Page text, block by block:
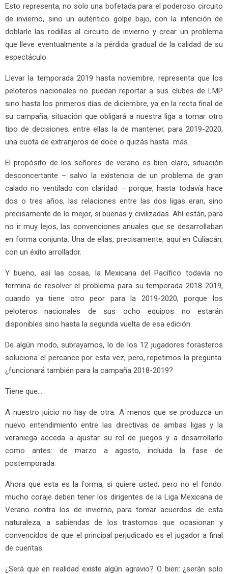
Esto representa, no solo una bofetada para el poderoso circuito
de invierno, sino un auténtico golpe bajo, con la intención de
doblarle las rodillas al circuito de invierno y crear un problema
que lleve eventualmente a la pérdida gradual de la calidad de su
espectáculo.
Llevar la temporada 2019 hasta noviembre, representa que los
peloteros nacionales no puedan reportar a sus clubes de LMP
sino hasta los primeros días de diciembre, ya en la recta final de
su campaña, situación que obligará a nuestra liga a tomar otro
tipo de decisiones; entre ellas la de mantener, para 2019-2020,
una cuota de extranjeros de doce o quizás hasta más.
El propósito de los señores de verano es bien claro, situación
desconcertante – salvo la existencia de un problema de gran
calado no ventilado con claridad – porque, hasta todavía hace
dos o tres años, las relaciones entre las dos ligas eran, sino
precisamente de lo mejor, si buenas y civilizadas. Ahí están, para
no ir muy lejos, las convenciones anuales que se desarrollaban
en forma conjunta. Una de ellas, precisamente, aquí en Culiacán,
con un éxito arrollador.
Y bueno, así las cosas, la Mexicana del Pacífico todavía no
termina de resolver el problema para su temporada 2018-2019,
cuando ya tiene otro peor para la 2019-2020, porque los
peloteros nacionales de sus ocho equipos no estarán
disponibles sino hasta la segunda vuelta de esa edición.
De algún modo, subrayamos, lo de los 12 jugadores forasteros
soluciona el percance por esta vez; pero, repetimos la pregunta:
¿funcionará también para la campaña 2018-2019?
Tiene que…
A nuestro juicio no hay de otra. A menos que se produzca un
nuevo entendimiento entre las directivas de ambas ligas y la
veraniega acceda a ajustar su rol de juegos y a desarrollarlo
como antes: de marzo a agosto, incluida la fase de
postemporada.
Ahora que esta es la forma, si quiere usted; pero no el fondo:
mucho coraje deben tener los dirigentes de la Liga Mexicana de
Verano contra los de invierno, para tomar acuerdos de esta
naturaleza, a sabiendas de los trastornos que ocasionan y
convencidos de que el principal perjudicado es el jugador a final
de cuentas.
¿Será que en realidad existe algún agravio? O bien: ¿serán solo